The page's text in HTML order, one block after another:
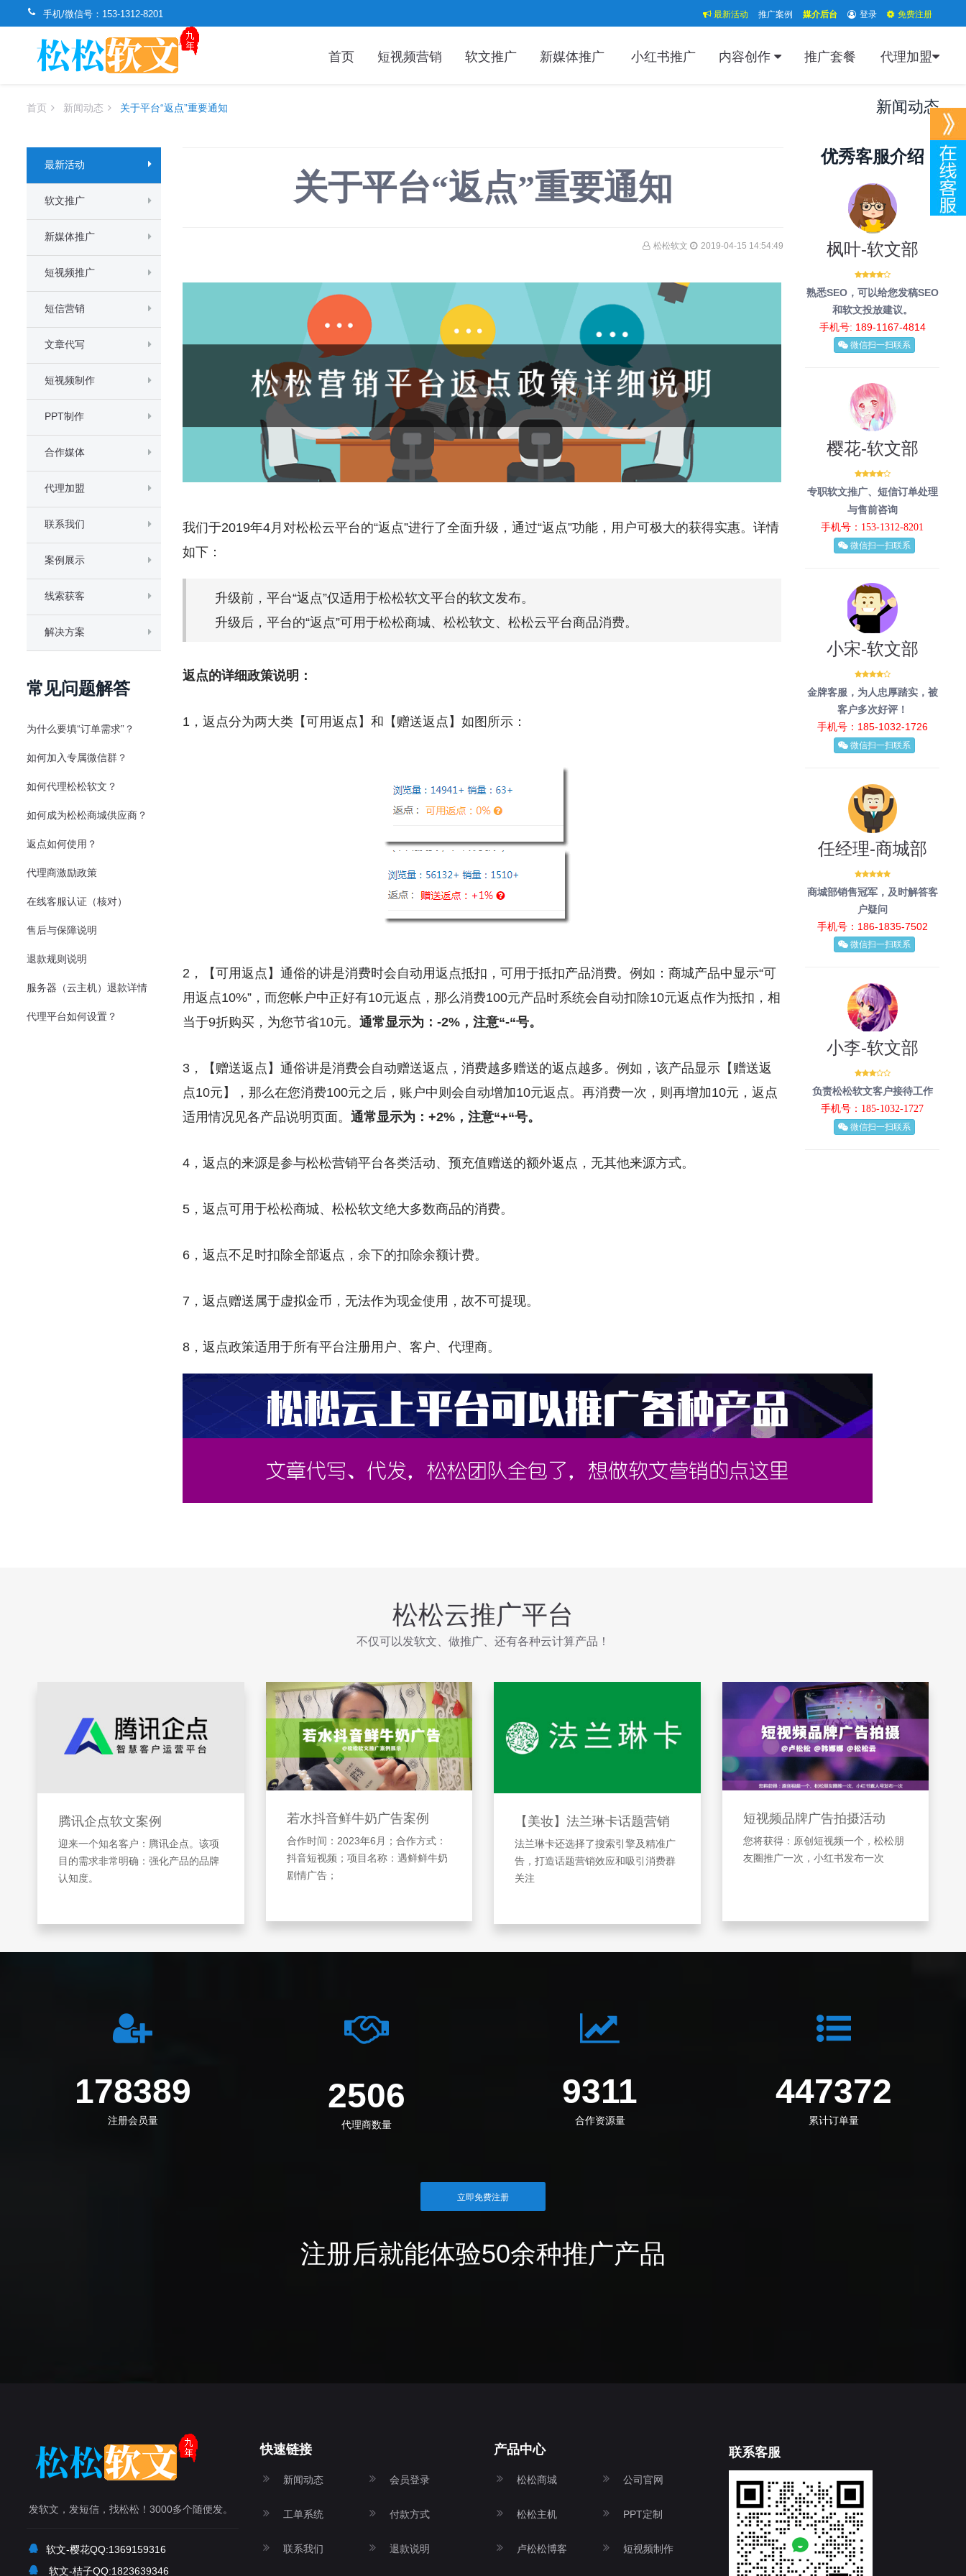
手机/微信号： 153-1312-8201 最新活动 推广案例 媒介后台 登录 免费注册
首页 短视频营销 软文推广 新媒体推广 小红书推广 内容创作 推广套餐 代理加盟
首页 新闻动态 关于平台“返点”重要通知 新闻动态
最新活动
软文推广
新媒体推广
短视频推广
短信营销
文章代写
短视频制作
PPT制作
合作媒体
代理加盟
联系我们
案例展示
线索获客
解决方案
常见问题解答
为什么要填“订单需求”？
如何加入专属微信群？
如何代理松松软文？
如何成为松松商城供应商？
返点如何使用？
代理商激励政策
在线客服认证（核对）
售后与保障说明
退款规则说明
服务器（云主机）退款详情
代理平台如何设置？
关于平台“返点”重要通知
松松软文 2019-04-15 14:54:49
我们于2019年4月对松松云平台的“返点”进行了全面升级，通过“返点”功能，用户可极大的获得实惠。详情
如下：
升级前，平台“返点”仅适用于松松软文平台的软文发布。
升级后，平台的“返点”可用于松松商城、松松软文、松松云平台商品消费。
返点的详细政策说明：
1，返点分为两大类【可用返点】和【赠送返点】如图所示：
2，【可用返点】通俗的讲是消费时会自动用返点抵扣，可用于抵扣产品消费。例如：商城产品中显示“可
用返点10%”，而您帐户中正好有10元返点，那么消费100元产品时系统会自动扣除10元返点作为抵扣，相
当于9折购买，为您节省10元。 通常显示为：-2%，注意“-“号。
3，【赠送返点】通俗讲是消费会自动赠送返点，消费越多赠送的返点越多。例如，该产品显示【赠送返
点10元】，那么在您消费100元之后，账户中则会自动增加10元返点。再消费一次，则再增加10元，返点
适用情况见各产品说明页面。 通常显示为：+2%， 注意“+“号。
4，返点的来源是参与松松营销平台各类活动、预充值赠送的额外返点，无其他来源方式。
5，返点可用于松松商城、松松软文绝大多数商品的消费。
6，返点不足时扣除全部返点，余下的扣除余额计费。
7，返点赠送属于虚拟金币，无法作为现金使用，故不可提现。
8，返点政策适用于所有平台注册用户、客户、代理商。
优秀客服介绍
枫叶-软文部
熟悉SEO，可以给您发稿SEO
和软文投放建议。
手机号: 189-1167-4814
微信扫一扫联系
樱花-软文部
专职软文推广、短信订单处理
与售前咨询
手机号：153-1312-8201
微信扫一扫联系
小宋-软文部
金牌客服，为人忠厚踏实，被
客户多次好评！
手机号：185-1032-1726
微信扫一扫联系
任经理-商城部
商城部销售冠军，及时解答客
户疑问
手机号：186-1835-7502
微信扫一扫联系
小李-软文部
负责松松软文客户接待工作
手机号：185-1032-1727
微信扫一扫联系
松松云推广平台
不仅可以发软文、做推广、还有各种云计算产品！
腾讯企点软文案例
迎来一个知名客户：腾讯企点。该项
目的需求非常明确：强化产品的品牌
认知度。
若水抖音鲜牛奶广告案例
合作时间：2023年6月；合作方式：
抖音短视频；项目名称：遇鲜鲜牛奶
剧情广告；
【美妆】法兰琳卡话题营销
法兰琳卡还选择了搜索引擎及精准广
告，打造话题营销效应和吸引消费群
关注
短视频品牌广告拍摄活动
您将获得：原创短视频一个，松松朋
友圈推广一次，小红书发布一次
240139
注册会员量
3373
代理商数量
12534
合作资源量
602232
累计订单量
立即免费注册
注册后就能体验50余种推广产品
发软文，发短信，找松松！3000多个随便发。
软文-樱花QQ:1369159316
软文-桔子QQ:1823639346
快速链接
新闻动态
工单系统
联系我们
会员登录
付款方式
退款说明
产品中心
松松商城
松松主机
卢松松博客
公司官网
PPT定制
短视频制作
联系客服